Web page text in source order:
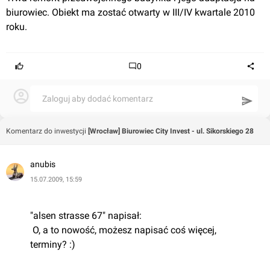
biurowiec. Obiekt ma zostać otwarty w III/IV kwartale 2010
roku.
0
Zaloguj aby dodać komentarz
Komentarz do inwestycji [Wrocław] Biurowiec City Invest - ul. Sikorskiego 28
anubis
15.07.2009, 15:59
"alsen strasse 67" napisał:
terminy? :)